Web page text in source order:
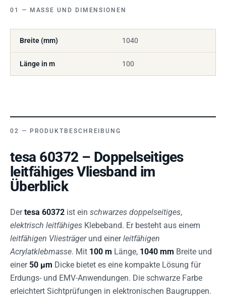
MASSE UND DIMENSIONEN
Breite (mm) 1040
Länge in m 100
PRODUKTBESCHREIBUNG
tesa 60372 – Doppelseitiges
leitfähiges Vliesband im
Überblick
Dertesa 60372 ist ein schwarzes doppelseitiges,
elektrisch leitfähiges Klebeband. Er besteht aus einem
leitfähigen Vliesträgerund einerleitfähigen
Acrylatklebmasse. Mit 100 m Länge, 1040 mm Breite und
einer50 µm Dicke bietet es eine kompakte Lösung für
Erdungs- und EMV-Anwendungen. Die schwarze Farbe
erleichtert Sichtprüfungen in elektronischen Baugruppen.